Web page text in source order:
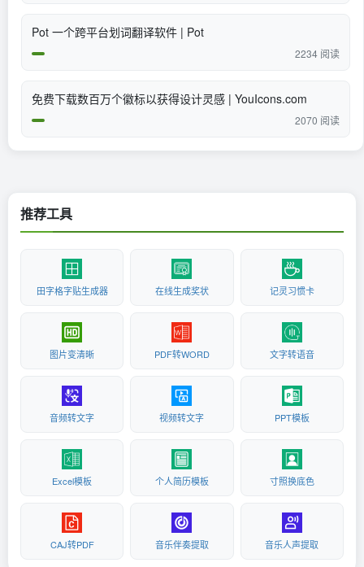
Pot 一个跨平台划词翻译软件 | Pot
2234 阅读
免费下载数百万个徽标以获得设计灵感 | YouIcons.com
2070 阅读
推荐工具
田字格字贴生成器 在线生成奖状 记灵习惯卡
图片变清晰 PDF转WORD 文字转语音
音频转文字 视频转文字 PPT模板
Excel模板 个人简历模板 寸照换底色
CAJ转PDF 音乐伴奏提取 音乐人声提取